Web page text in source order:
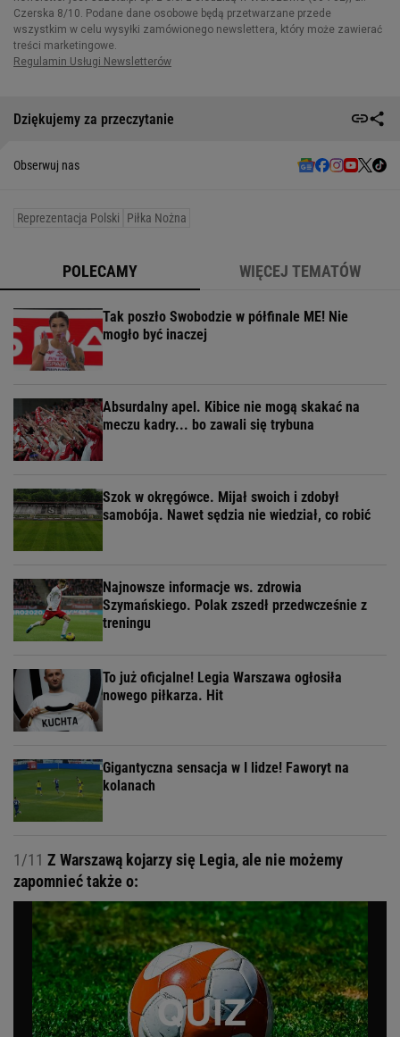
Dziękujemy za przeczytanie
Obserwuj nas
Reprezentacja Polski Piłka Nożna
POLECAMY WIĘCEJ TEMATÓW
Tak poszło Swobodzie w półfinale ME! Nie
mogło być inaczej
Absurdalny apel. Kibice nie mogą skakać na
meczu kadry... bo zawali się trybuna
Szok w okręgówce. Mijał swoich i zdobył
samobója. Nawet sędzia nie wiedział, co robić
Najnowsze informacje ws. zdrowia
Szymańskiego. Polak zszedł przedwcześnie z
treningu
To już oficjalne! Legia Warszawa ogłosiła
nowego piłkarza. Hit
Gigantyczna sensacja w I lidze! Faworyt na
kolanach
1/11 Z Warszawą kojarzy się Legia, ale nie możemy
zapomnieć także o: